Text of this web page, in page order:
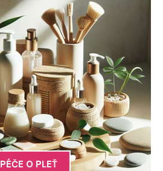
PÉČE O PLEŤ